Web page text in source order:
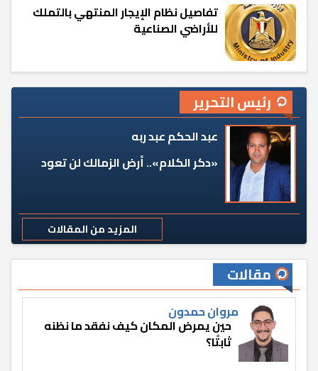
تفاصيل نظام الإيجار المنتهي بالتملك
للأراضي الصناعية
رئيس التحرير
عبد الحكم عبد ربه
«دكر الكلام».. أرض الزمالك لن تعود
المزيد من المقالات
مقالات
مروان حمدون
حين يمرض المكان كيف نفقد ما نظنه
ثابتًا؟